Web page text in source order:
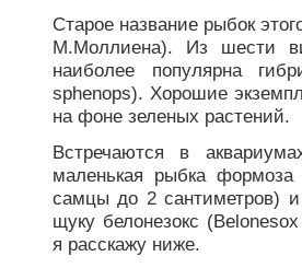
Старое название рыбок
М.Моллиена). Из шести
наиболее популярна
sphenops). Хорошие
на фоне зеленых растений.
Встречаются в
маленькая рыбка
самцы до 2 сантиметров)
щуку белонезокс
я расскажу ниже.